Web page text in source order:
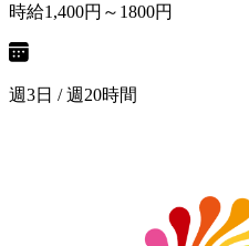
時給1,400円～1800円
週3日 / 週20時間